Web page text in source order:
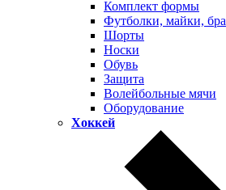
Комплект формы
Футболки, майки, бра
Шорты
Носки
Обувь
Защита
Волейбольные мячи
Оборудование
Хоккей